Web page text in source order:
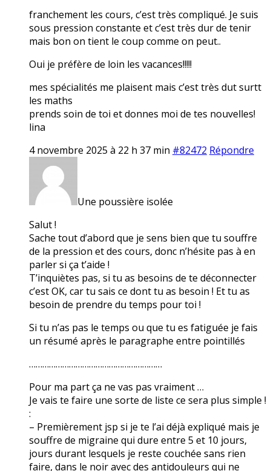
franchement les cours, c’est très compliqué. Je suis
sous pression constante et c’est très dur de tenir
mais bon on tient le coup comme on peut..
Oui je préfère de loin les vacances!!!!!
mes spécialités me plaisent mais c’est très dut surtt
les maths
prends soin de toi et donnes moi de tes nouvelles!
lina
4 novembre 2025 à 22 h 37 min #82472 Répondre
Une poussière isolée
Salut !
Sache tout d’abord que je sens bien que tu souffre
de la pression et des cours, donc n’hésite pas à en
parler si ça t’aide !
T’inquiètes pas, si tu as besoins de te déconnecter
c’est OK, car tu sais ce dont tu as besoin ! Et tu as
besoin de prendre du temps pour toi !
Si tu n’as pas le temps ou que tu es fatiguée je fais
un résumé après le paragraphe entre pointillés
……………………………………………………
Pour ma part ça ne vas pas vraiment …
Je vais te faire une sorte de liste ce sera plus simple !
:
– Premièrement jsp si je te l’ai déjà expliqué mais je
souffre de migraine qui dure entre 5 et 10 jours,
jours durant lesquels je reste couchée sans rien
faire, dans le noir avec des antidouleurs qui ne